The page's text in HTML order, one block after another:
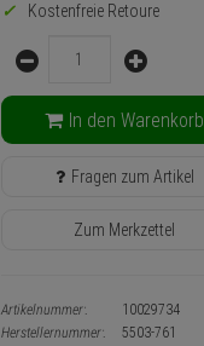
Warenkorb-
Konfigurieren-
Button
Kostenfreie Retoure
Menge
In den Warenkorb
Fragen zum Artikel
Zum Merkzettel
Artikelnummer:
10029734
Herstellernummer:
5503-761